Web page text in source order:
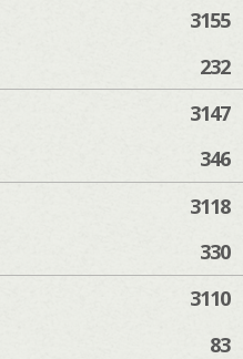
3155
232
3147
346
3118
330
3110
83